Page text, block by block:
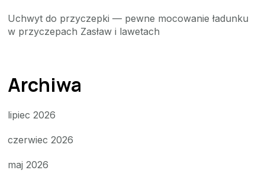
Uchwyt do przyczepki — pewne mocowanie ładunku
w przyczepach Zasław i lawetach
Archiwa
lipiec 2026
czerwiec 2026
maj 2026